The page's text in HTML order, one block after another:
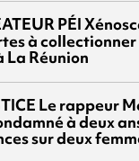
PÉI
à collectionner
La Réunion
Le rappeur
à deux
sur deux